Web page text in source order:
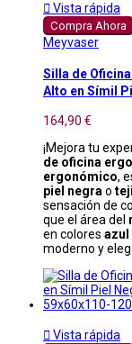
 Vista rápida
Compra Ahora
Meyvaser
Silla de
Alto en Símil
164,90 €
¡Mejora tu
de oficina
ergonómico,
piel negra o
sensación de
que el área del
en colores azul
moderno y
 Vista rápida